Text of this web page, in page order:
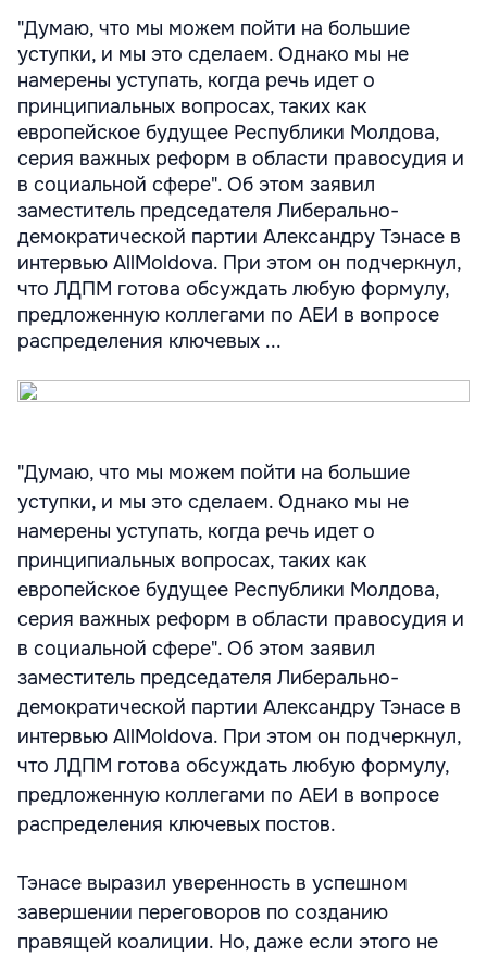
"Думаю, что мы можем пойти на большие
уступки, и мы это сделаем. Однако мы не
намерены уступать, когда речь идет о
принципиальных вопросах, таких как
европейское будущее Республики Молдова,
серия важных реформ в области правосудия и
в социальной сфере". Об этом заявил
заместитель председателя Либерально-
демократической партии Александру Тэнасе в
интервью AllMoldova. При этом он подчеркнул,
что ЛДПМ готова обсуждать любую формулу,
предложенную коллегами по АЕИ в вопросе
распределения ключевых ...
"Думаю, что мы можем пойти на большие
уступки, и мы это сделаем. Однако мы не
намерены уступать, когда речь идет о
принципиальных вопросах, таких как
европейское будущее Республики Молдова,
серия важных реформ в области правосудия и
в социальной сфере". Об этом заявил
заместитель председателя Либерально-
демократической партии Александру Тэнасе в
интервью AllMoldova. При этом он подчеркнул,
что ЛДПМ готова обсуждать любую формулу,
предложенную коллегами по АЕИ в вопросе
распределения ключевых постов.
Тэнасе выразил уверенность в успешном
завершении переговоров по созданию
правящей коалиции. Но, даже если этого не